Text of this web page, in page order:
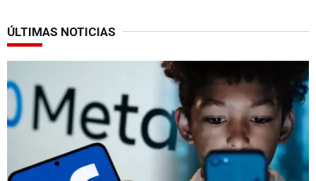
ÚLTIMAS NOTICIAS